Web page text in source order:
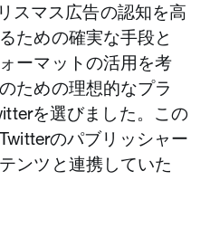
スマス広告の認知を高
ための確実な手段と
ーマットの活用を考
ための理想的なプラ
を選びました。この
のパブリッシャー
ンツと連携していた